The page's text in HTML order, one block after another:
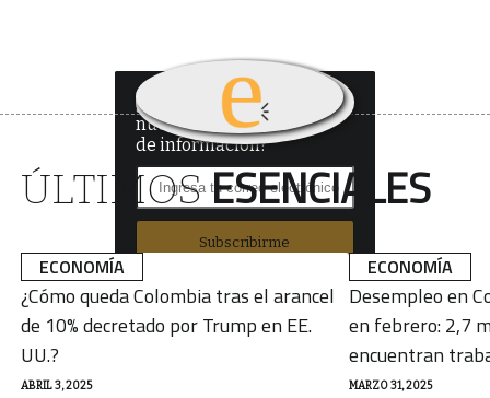
¿Quieres recibir
nuestro boletín
de información?
Subscribirme
ÚLTIMOSESENCIALES
ECONOMÍA
ABRIL 3, 2025
¿Cómo queda Colombia tras el arancel
de 10% decretado por Trump en EE.
UU.?
ECONOMÍA
MARZO 31, 2025
Desempleo en
en febrero: 2,7
encuentran